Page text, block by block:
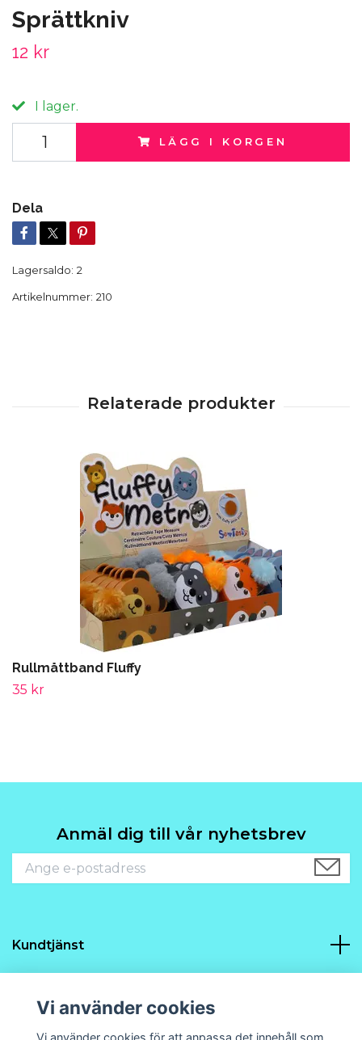
Sprättkniv
12 kr
I lager.
LÄGG I KORGEN
Dela
Lagersaldo: 2
Artikelnummer: 210
Rullmåttband Fluffy
35 kr
Anmäl dig till vår nyhetsbrev
Kundtjänst
Vi använder cookies
Vi använder cookies för att anpassa det innehåll som